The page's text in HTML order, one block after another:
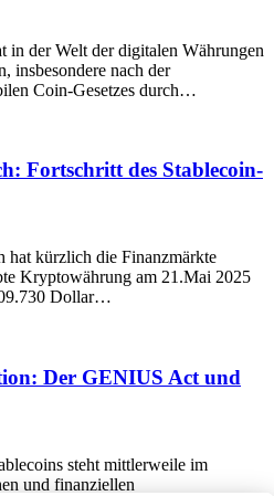
der Welt der digitalen Währungen
insbesondere nach der
Coin-Gesetzes durch…
Fortschritt des Stablecoin-
hat kürzlich die Finanzmärkte
Kryptowährung am 21.Mai 2025
Dollar…
Der GENIUS Act und
steht mittlerweile im
und finanziellen